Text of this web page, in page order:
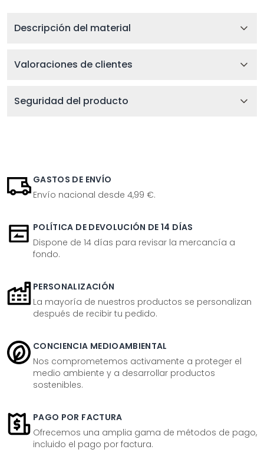
Descripción del material
Valoraciones de clientes
Seguridad del producto
GASTOS DE ENVÍO
Envío nacional desde 4,99 €.
POLÍTICA DE DEVOLUCIÓN DE 14 DÍAS
Dispone de 14 días para revisar la mercancía a
fondo.
PERSONALIZACIÓN
La mayoría de nuestros productos se personalizan
después de recibir tu pedido.
CONCIENCIA MEDIOAMBIENTAL
Nos comprometemos activamente a proteger el
medio ambiente y a desarrollar productos
sostenibles.
PAGO POR FACTURA
Ofrecemos una amplia gama de métodos de pago,
incluido el pago por factura.